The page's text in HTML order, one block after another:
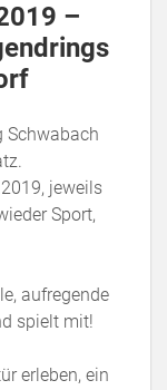
–
Schwabach
jeweils
Sport,
aufregende
spielt mit!
erleben, ein